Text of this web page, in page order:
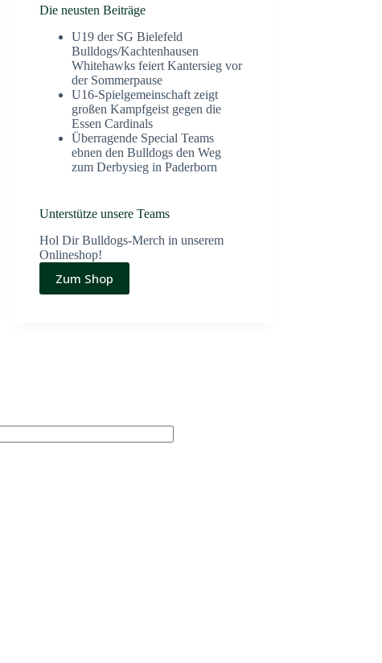
Die neusten Beiträge
U19 der SG Bielefeld
Bulldogs/Kachtenhausen
Whitehawks feiert Kantersieg vor
der Sommerpause
U16-Spielgemeinschaft zeigt
großen Kampfgeist gegen die
Essen Cardinals
Überragende Special Teams
ebnen den Bulldogs den Weg
zum Derbysieg in Paderborn
Unterstütze unsere Teams
Hol Dir Bulldogs-Merch in unserem
Onlineshop!
Zum Shop